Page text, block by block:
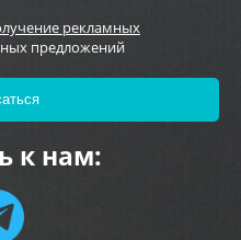
рекламных
предложений
к нам: